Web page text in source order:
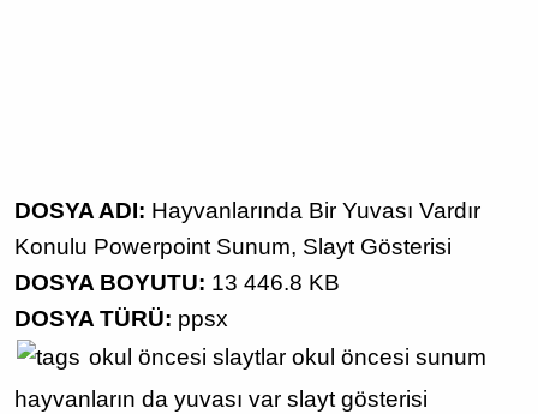
DOSYA ADI: Hayvanlarında Bir Yuvası Vardır
Konulu Powerpoint Sunum, Slayt Gösterisi
DOSYA BOYUTU: 13 446.8 KB
DOSYA TÜRÜ: ppsx
okul öncesi slaytlar okul öncesi sunum
hayvanların da yuvası var slayt gösterisi